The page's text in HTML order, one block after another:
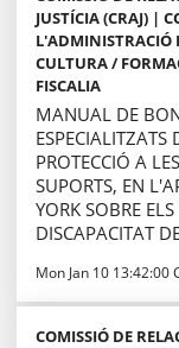
JUSTÍCIA (CRAJ) |
L'ADMINISTRACIÓ
CULTURA /
FISCALIA
MANUAL DE
ESPECIALITZATS
PROTECCIÓ A
SUPORTS, EN
YORK SOBRE
DISCAPACITAT
Mon Jan 10 13:42:00
COMISSIÓ DE